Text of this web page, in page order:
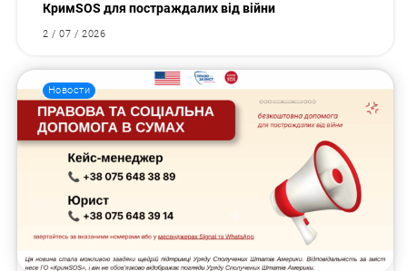
КримSOS для постраждалих від війни
2 / 07 / 2026
Новости